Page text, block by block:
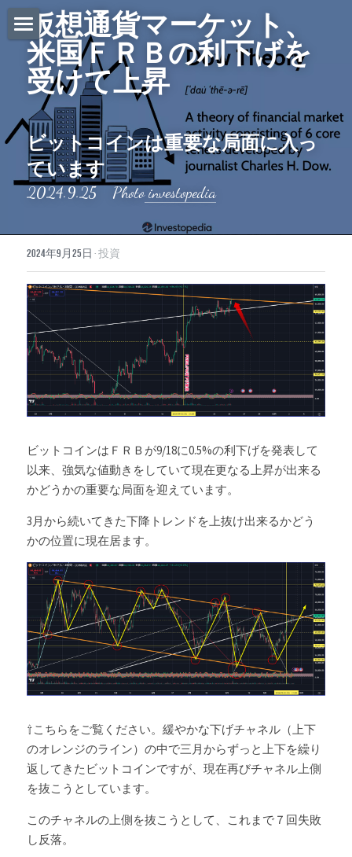
ホーム
Daily News
About Globalists
U.S. News
EuropeNews
China News
Featured Topics
Southeast Asia
Russia News
特集ページ
About Mei
Beginner's Content
question corner
投資
ログイン/登録
検索
仮想通貨マーケット、
米国ＦＲＢの利下げを
受けて上昇
ビットコインは重要な局面に入っ
ています
2024.9.25　Photo investopedia
2024年9月25日 ·投資
ビットコインはＦＲＢが9/18に0.5%の利下げを発表して
以来、強気な値動きをしていて現在更なる上昇が出来る
かどうかの重要な局面を迎えています。
3月から続いてきた下降トレンドを上抜け出来るかどう
かの位置に現在居ます。
⇧こちらをご覧ください。緩やかな下げチャネル（上下
のオレンジのライン）の中で三月からずっと上下を繰り
返してきたビットコインですが、現在再びチャネル上側
を抜こうとしています。
このチャネルの上側を抜こうとして、これまで７回失敗
し反落。